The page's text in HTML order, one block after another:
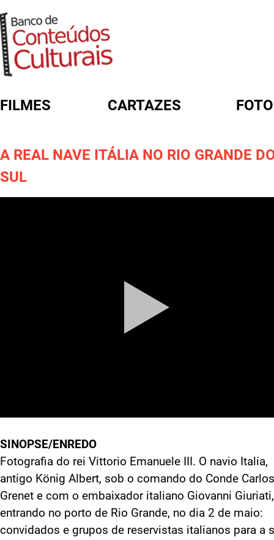
FILMES CARTAZES
A REAL NAVE ITÁLIA NO RIO GRANDE
SUL
SINOPSE/ENREDO
Fotografia do rei Vittorio Emanuele III. O navio Italia,
antigo König Albert, sob o comando do Conde Carlos
Grenet e com o embaixador italiano Giovanni Giuriati,
entrando no porto de Rio Grande, no dia 2 de maio:
convidados e grupos de reservistas italianos para a
FORMULÁRIO DE BUSCA